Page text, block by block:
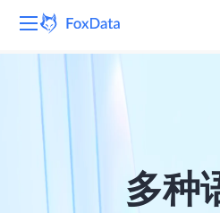
产品
解决方案 多种